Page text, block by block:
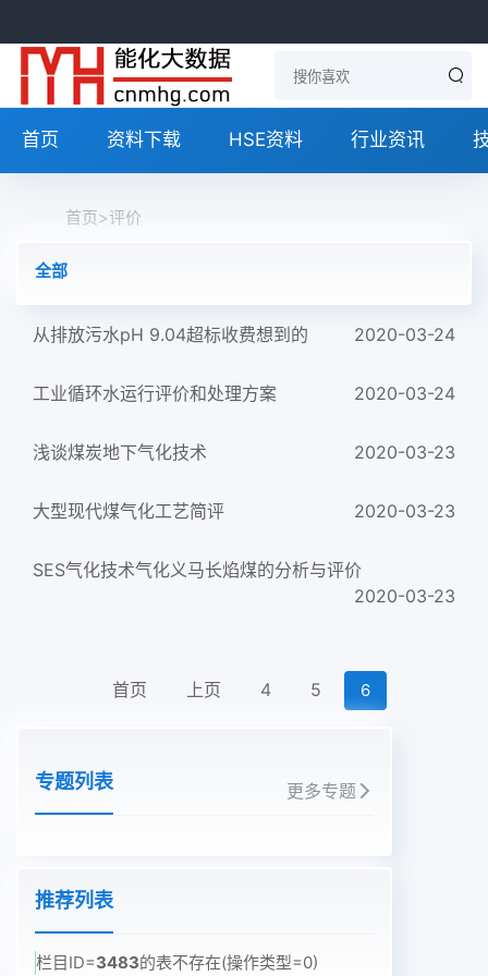
首页 资料下载 HSE资料 行业资讯
首页>评价
全部
从排放污水pH 9.04超标收费想到的 2020-03-24
工业循环水运行评价和处理方案 2020-03-24
浅谈煤炭地下气化技术 2020-03-23
大型现代煤气化工艺简评 2020-03-23
SES气化技术气化义马长焰煤的分析与评价
2020-03-23
首页 上页 4 5 6
专题列表 更多专题
推荐列表
栏目ID=3483的表不存在(操作类型=0)